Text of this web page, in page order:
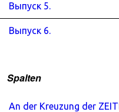
Выпуск 5.
Выпуск 6.
Spalten
An der Kreuzung der